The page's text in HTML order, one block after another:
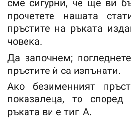
сме сигурни, че ще ви
прочетете нашата
пръстите на ръката
човека.
Да започнем;
пръстите ѝ са изпънати.
Ако безименният
показалеца, то според
ръката ви е тип А.